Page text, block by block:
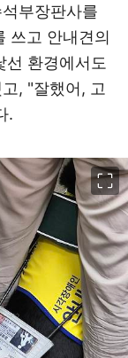
부장판사를
쓰고 안내견의
선 환경에서도
, "잘했어, 고
.